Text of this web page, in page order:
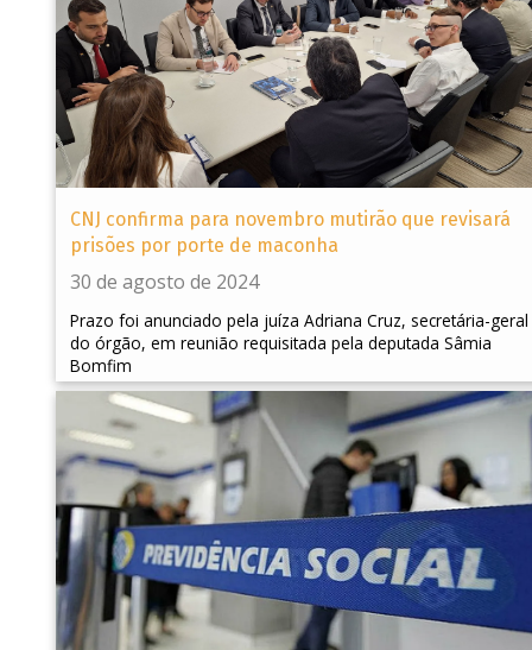
CNJ confirma para novembro mutirão que revisará
prisões por porte de maconha
30 de agosto de 2024
Prazo foi anunciado pela juíza Adriana Cruz, secretária-geral
do órgão, em reunião requisitada pela deputada Sâmia
Bomfim